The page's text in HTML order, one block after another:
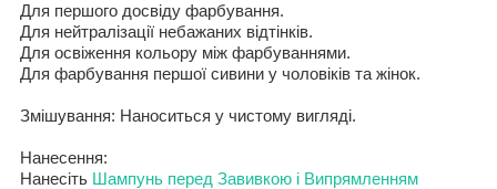
Для першого досвіду фарбування.
Для нейтралізації небажаних відтінків.
Для освіження кольору між фарбуваннями.
Для фарбування першої сивини у чоловіків та жінок.
Змішування: Наноситься у чистому вигляді.
Нанесення:
Нанесіть Шампунь перед Завивкою і Випрямленням